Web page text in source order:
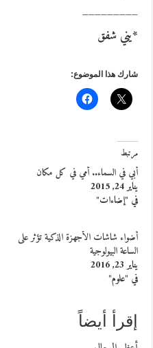
_________
*يني شفق
شارك هذا الموضوع:
مرتبط
أبي في السماء.. أمي في كل مكان
يناير 24, 2015
في "إضاءات"
أضواء شاشات الأجهزة الذكية تؤثر على
الساعة البيولوجية
يناير 23, 2016
في "علوم"
إقرأ أيضاً